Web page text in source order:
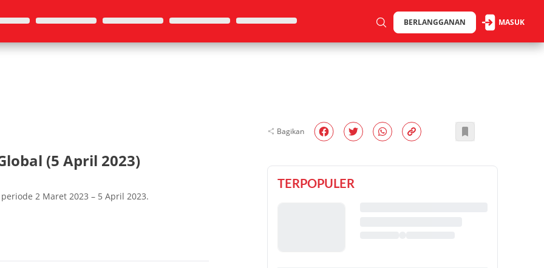
BERLANGGANAN MASUK
(5 April 2023)
2 Maret 2023 – 5 April 2023.
Bagikan
TERPOPULER